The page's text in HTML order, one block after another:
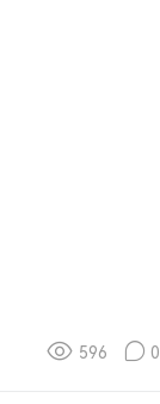
596 0